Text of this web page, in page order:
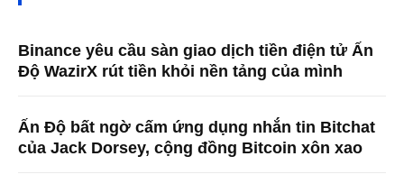
Binance yêu cầu sàn giao dịch tiền điện tử Ấn
Độ WazirX rút tiền khỏi nền tảng của mình
Ấn Độ bất ngờ cấm ứng dụng nhắn tin Bitchat
của Jack Dorsey, cộng đồng Bitcoin xôn xao